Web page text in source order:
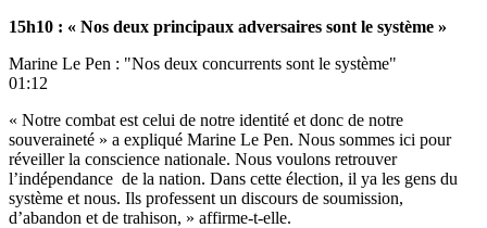
15h10 : « Nos deux principaux adversaires sont le système »
Marine Le Pen : "Nos deux concurrents sont le système"
01:12
« Notre combat est celui de notre identité et donc de notre
souveraineté » a expliqué Marine Le Pen. Nous sommes ici pour
réveiller la conscience nationale. Nous voulons retrouver
l’indépendance de la nation. Dans cette élection, il ya les gens du
système et nous. Ils professent un discours de soumission,
d’abandon et de trahison, » affirme-t-elle.